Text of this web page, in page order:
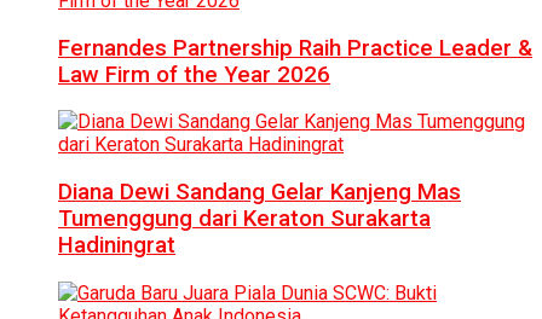
Fernandes Partnership Raih Practice Leader &
Law Firm of the Year 2026
Diana Dewi Sandang Gelar Kanjeng Mas
Tumenggung dari Keraton Surakarta
Hadiningrat